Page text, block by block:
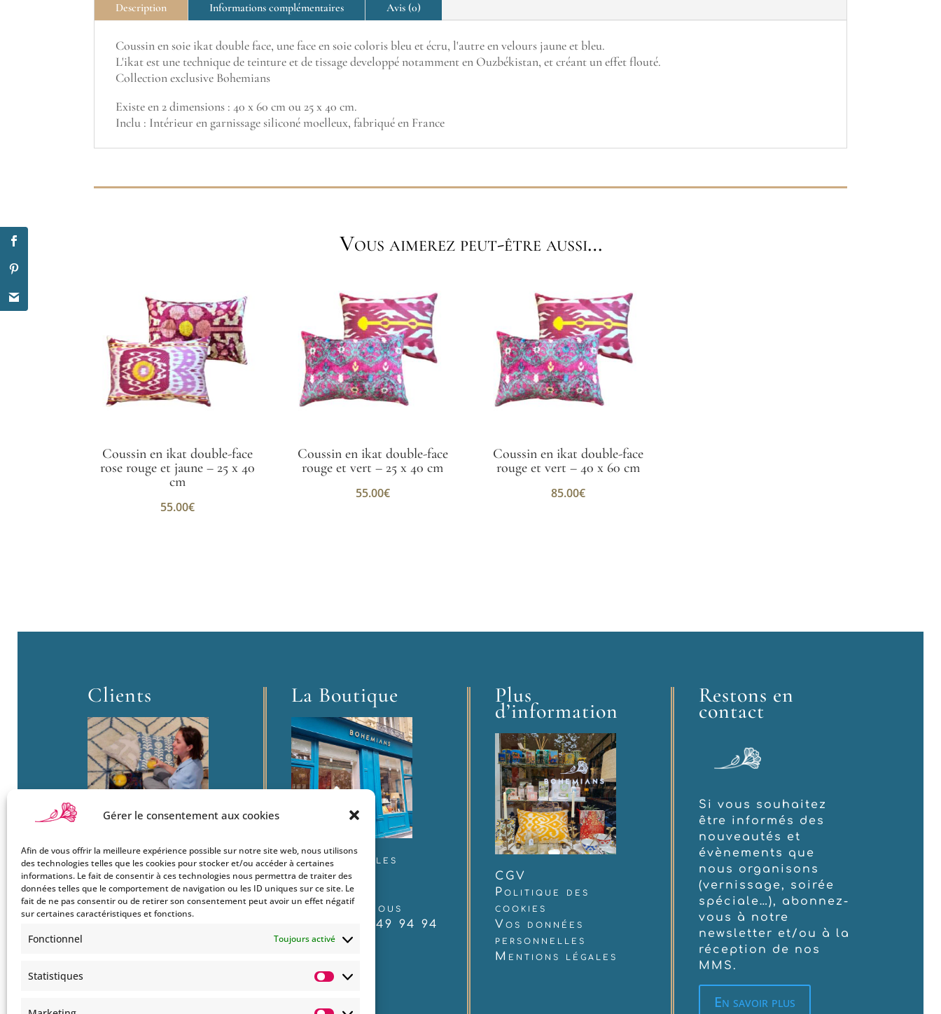
Gérer le consentement aux cookies
Afin de vous offrir la meilleure expérience possible sur notre site web, nous utilisons
des technologies telles que les cookies pour stocker et/ou accéder à certaines
informations. Le fait de consentir à ces technologies nous permettra de traiter des
données telles que le comportement de navigation ou les ID uniques sur ce site. Le
fait de ne pas consentir ou de retirer son consentement peut avoir un effet négatif
sur certaines caractéristiques et fonctions.
Fonctionnel Toujours activé
Statistiques
Statistiques
Description Informations complémentaires Avis (0)
Coussin en soie ikat double face, une face en soie coloris bleu et écru, l'autre en velours jaune et bleu.
L'ikat est une technique de teinture et de tissage developpé notamment en Ouzbékistan, et créant un effet flouté.
Collection exclusive Bohemians
Existe en 2 dimensions : 40 x 60 cm ou 25 x 40 cm.
Inclu : Intérieur en garnissage siliconé moelleux, fabriqué en France
Vous aimerez peut-être aussi…
Coussin en ikat double-face
rose rouge et jaune – 25 x 40
cm
55.00€
Coussin en ikat double-face
rouge et vert – 25 x 40 cm
55.00€
Coussin en ikat double-face
rouge et vert – 40 x 60 cm
85.00€
Clients
Boutique
Mon Compte
Le Style Bohemians
La Boutique
22 rue Charles
Baudelaire
75012 Paris
Contactez-nous
Tel : 06 60 49 94 94
Plus
d’information
CGV
Politique des
cookies
Vos données
personnelles
Mentions légales
Restons en
contact
Si vous souhaitez
être informés des
nouveautés et
évènements que
nous organisons
(vernissage, soirée
spéciale…), abonnez-
vous à notre
newsletter et/ou à la
réception de nos
MMS.
En savoir plus